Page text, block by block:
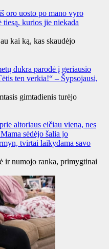
oro uosto po mano vyro
kurios jie niekada
kai ką, kas skaudėjo
dukra parodė į geriausio
ten verkia!“ – Šypsojausi,
gimtadienis turėjo
altoriaus eičiau viena, nes
sėdėjo šalia jo
tvirtai laikydama savo
ir numojo ranka, primygtinai